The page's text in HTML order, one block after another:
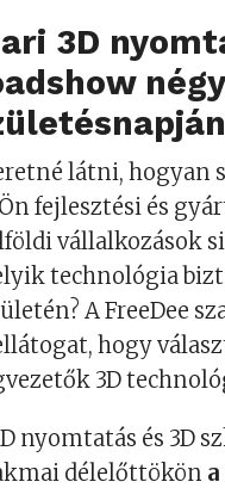
3D
látni, hogyan
fejlesztési és
vállalkozások
technológia
A FreeDee
hogy
3D
nyomtatás és 3D
délelőttökön